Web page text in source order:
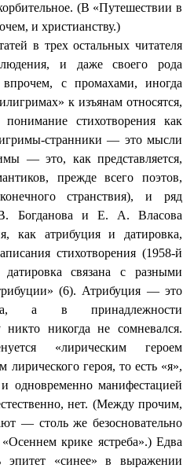
(В «Путешествии в
и христианству.)
в трех остальных читателя
и даже своего рода
с промахами, иногда
к изъянам относятся,
стихотворения как
странники — это мысли
— это, как представляется,
прежде всего поэтов,
странствия), и ряд
Богданова и Е. А. Власова
как атрибуция и датировка,
стихотворения (1958-й
связана с разными
(6). Атрибуция — это
а в принадлежности
никогда не сомневался.
«лирическим героем
героя, то есть «я»,
одновременно манифестацией
нет. (Между прочим,
— столь же безосновательно
крике ястреба».) Едва
эпитет «синее» в выражении